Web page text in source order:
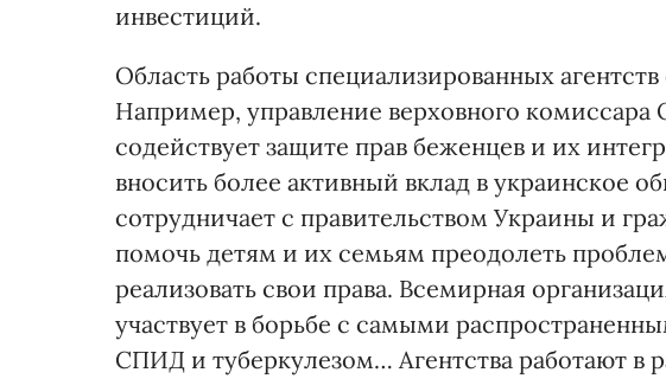
инвестиций.
Область работы специализированных
Например, управление верховного
содействует защите прав беженцев и их
вносить более активный вклад в
сотрудничает с правительством Украины и
помочь детям и их семьям преодолеть
реализовать свои права. Всемирная
участвует в борьбе с самыми
СПИД и туберкулезом… Агентства работают в